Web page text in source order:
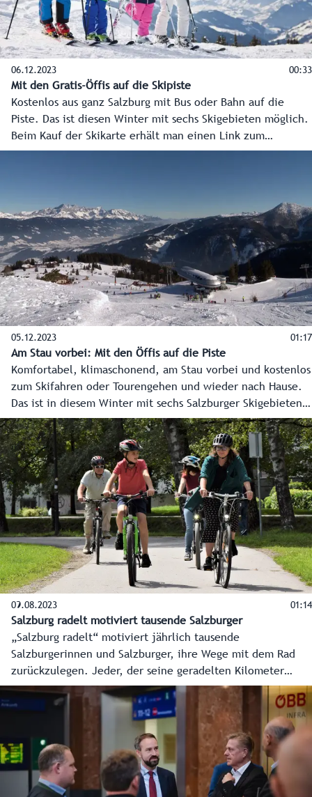
06.12.2023 00:33
Mit den Gratis-Öffis auf die Skipiste
Kostenlos aus ganz Salzburg mit Bus oder Bahn auf die
Piste. Das ist diesen Winter mit sechs Skigebieten möglich.
Beim Kauf der Skikarte erhält man einen Link zum
kostenlosen Öffi-Ticket.
05.12.2023 01:17
Am Stau vorbei: Mit den Öffis auf die Piste
Komfortabel, klimaschonend, am Stau vorbei und kostenlos
zum Skifahren oder Tourengehen und wieder nach Hause.
Das ist in diesem Winter mit sechs Salzburger Skigebieten
möglich. Ohne Mehrkosten kann man zu den Tickets die
An- und Abreise mit allen öffentlichen Verkehrsmitteln im
Bundesland Salzburg buchen.
09.08.2023 01:14
Salzburg radelt motiviert tausende Salzburger
„Salzburg radelt“ motiviert jährlich tausende
Salzburgerinnen und Salzburger, ihre Wege mit dem Rad
zurückzulegen. Jeder, der seine geradelten Kilometer
unter salzburg.radelt.at oder über die dazugehörige App
einträgt, macht automatisch bei zahlreichen
Gewinnspielen mit. Zudem ist es gut für die Gesundheit
und spart CO2 ein.